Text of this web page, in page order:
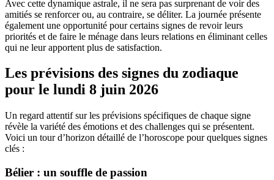
Avec cette dynamique astrale, il ne sera pas surprenant de voir des
amitiés se renforcer ou, au contraire, se déliter. La journée présente
également une opportunité pour certains signes de revoir leurs
priorités et de faire le ménage dans leurs relations en éliminant celles
qui ne leur apportent plus de satisfaction.
Les prévisions des signes du zodiaque
pour le lundi 8 juin 2026
Un regard attentif sur les prévisions spécifiques de chaque signe
révèle la variété des émotions et des challenges qui se présentent.
Voici un tour d’horizon détaillé de l’horoscope pour quelques signes
clés :
Bélier : un souffle de passion